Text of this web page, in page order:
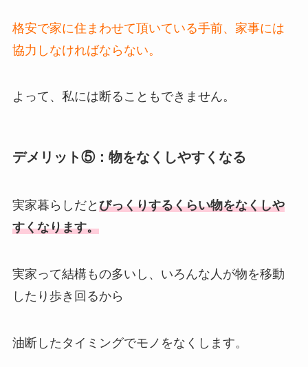
格安で家に住まわせて頂いている手前、家事には
協力しなければならない。
よって、私には断ることもできません。
デメリット⑤：物をなくしやすくなる
実家暮らしだと びっくりするくらい物をなくしや
すくなります。
実家って結構もの多いし、いろんな人が物を移動
したり歩き回るから
油断したタイミングでモノをなくします。